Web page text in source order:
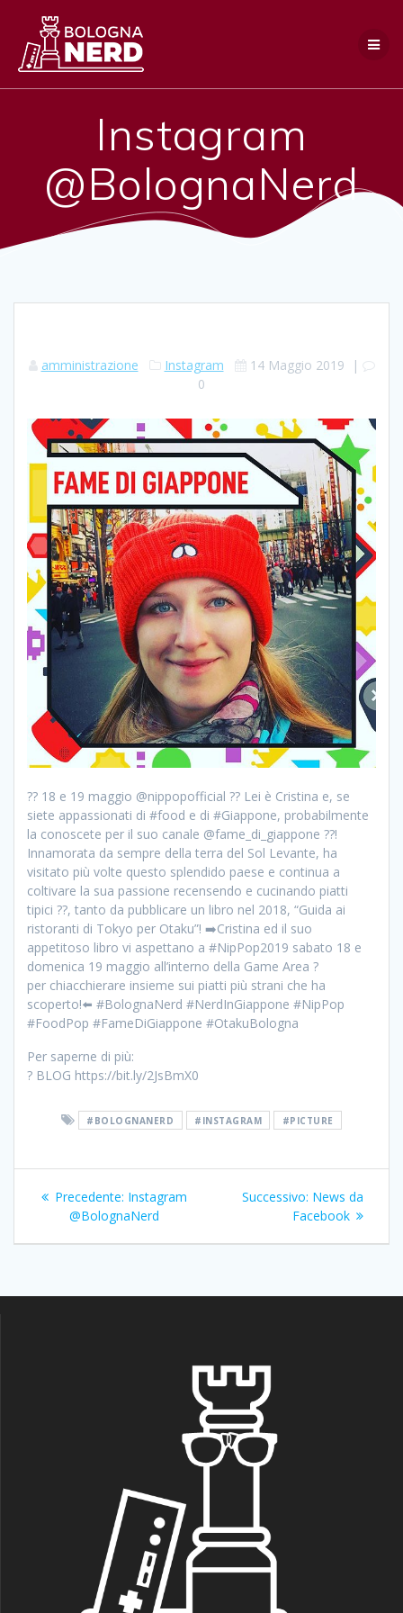
Instagram
@BolognaNerd
amministrazione Instagram 14 Maggio 2019 |
0
?? 18 e 19 maggio @nippopofficial ?? Lei è Cristina e, se
siete appassionati di #food e di #Giappone, probabilmente
la conoscete per il suo canale @fame_di_giappone ??!
Innamorata da sempre della terra del Sol Levante, ha
visitato più volte questo splendido paese e continua a
coltivare la sua passione recensendo e cucinando piatti
tipici ??, tanto da pubblicare un libro nel 2018, “Guida ai
ristoranti di Tokyo per Otaku”! ➡️Cristina ed il suo
appetitoso libro vi aspettano a #NipPop2019 sabato 18 e
domenica 19 maggio all’interno della Game Area ?
per chiacchierare insieme sui piatti più strani che ha
scoperto!⬅️ #BolognaNerd #NerdInGiappone #NipPop
#FoodPop #FameDiGiappone #OtakuBologna
Per saperne di più:
? BLOG https://bit.ly/2JsBmX0
#BOLOGNANERD #INSTAGRAM #PICTURE
Navigazione
articoli
Precedente: Articolo
precedente:
Instagram
@BolognaNerd
Successivo: Articolo
successivo:
News da
Facebook